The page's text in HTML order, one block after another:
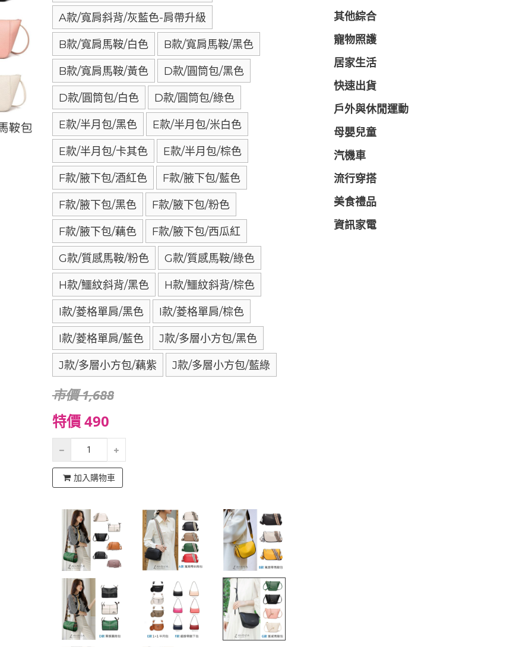
A款/寬肩斜背/灰藍色-肩帶升級
B款/寬肩馬鞍/白色 B款/寬肩馬鞍/黑色
B款/寬肩馬鞍/黃色 D款/圓筒包/黑色
D款/圓筒包/白色 D款/圓筒包/綠色
E款/半月包/黑色 E款/半月包/米白色
E款/半月包/卡其色 E款/半月包/棕色
F款/腋下包/酒紅色 F款/腋下包/藍色
F款/腋下包/黑色 F款/腋下包/粉色
F款/腋下包/藕色 F款/腋下包/西瓜紅
G款/質感馬鞍/粉色 G款/質感馬鞍/綠色
H款/鱷紋斜背/黑色 H款/鱷紋斜背/棕色
I款/菱格單肩/黑色 I款/菱格單肩/棕色
I款/菱格單肩/藍色 J款/多層小方包/黑色
J款/多層小方包/藕紫 J款/多層小方包/藍綠
市價 1,688
特價 490
加入購物車
其他綜合
寵物照護
居家生活
快速出貨
戶外與休閒運動
母嬰兒童
汽機車
流行穿搭
美食禮品
資訊家電